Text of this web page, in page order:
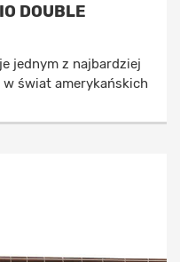
DOUBLE
jednym z najbardziej
świat amerykańskich